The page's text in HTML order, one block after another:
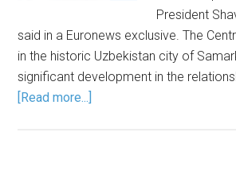
President
said in a Euronews exclusive. The
in the historic Uzbekistan city of
significant development in the
[Read more...]